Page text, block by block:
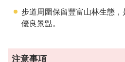
步道周圍保留豐富山林生態
優良景點。
注意事項